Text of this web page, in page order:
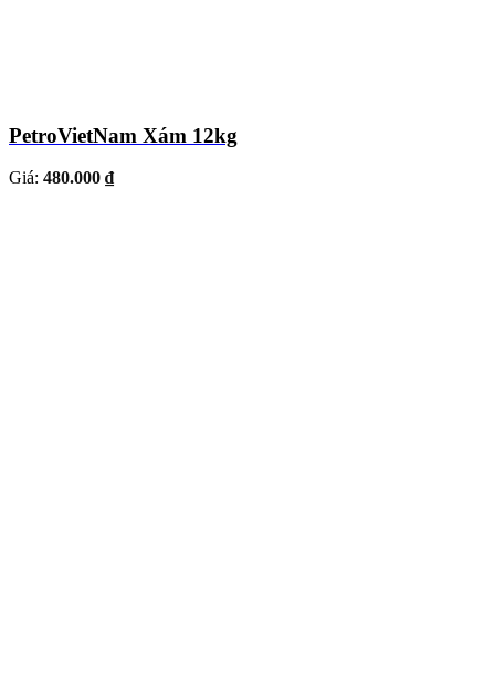
PetroVietNam Xám 12kg
Giá: 480.000 ₫